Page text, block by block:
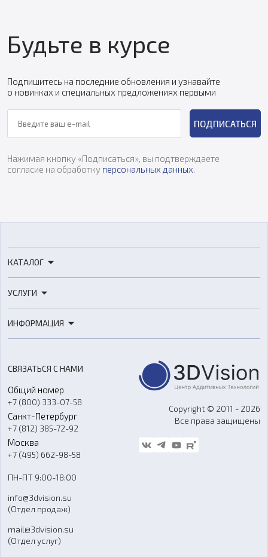
Будьте в курсе
Подпишитесь на последние обновления и узнавайте
о новинках и специальных предложениях первыми
ПОДПИСАТЬСЯ
Нажимая кнопку «Подписаться», вы подтверждаете
согласие на обработку персональных данных.
КАТАЛОГ
3D-сканеры
Расходные материалы
Оборудование и материалы для вакуумного литья
Аксессуары и прочее оборудование
Программное обеспечение
УСЛУГИ
3D-моделирование
Ремонт и услуги
ИНФОРМАЦИЯ
О компании
Контакты
Гос. закупки
Стать дилером
Блог
FAQ
СВЯЗАТЬСЯ С НАМИ
Общий номер
+7 (800) 333-07-58
Санкт-Петербург
+7 (812) 385-72-92
Москва
+7 (495) 662-98-58
ПН-ПТ 9:00-18:00
info@3dvision.su
(Отдел продаж)
mail@3dvision.su
(Отдел услуг)
Copyright © 2011 - 2026
Все права защищены